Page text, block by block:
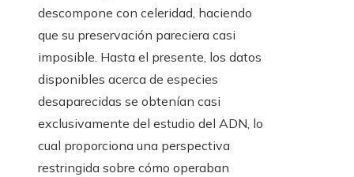
descompone con celeridad, haciendo
que su preservación pareciera casi
imposible. Hasta el presente, los datos
disponibles acerca de especies
desaparecidas se obtenían casi
exclusivamente del estudio del ADN, lo
cual proporciona una perspectiva
restringida sobre cómo operaban